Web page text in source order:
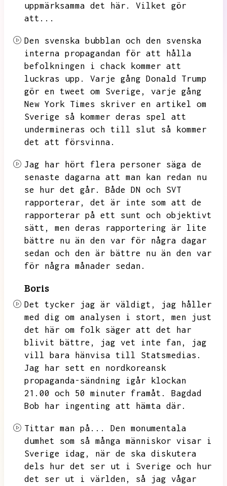
uppmärksamma det här.
Vilket gör
att...
Den svenska bubblan och den svenska
interna propagandan för att hålla
befolkningen i chack kommer att
luckras upp.
Varje gång Donald Trump
gör en tweet om Sverige,
varje gång
New York Times skriver en artikel om
Sverige så kommer deras spel att
undermineras och till slut så kommer
det att försvinna.
Jag har hört flera personer säga de
senaste dagarna att man kan redan nu
se hur det går.
Både DN och SVT
rapporterar,
det är inte som att de
rapporterar på ett sunt och objektivt
sätt,
men deras rapportering är lite
bättre nu än den var för några dagar
sedan och den är bättre nu än den var
för några månader sedan.
Boris
Det tycker jag är väldigt,
jag håller
med dig om analysen i stort,
men just
det här om folk säger att det har
blivit bättre,
jag vet inte fan,
jag
vill bara hänvisa till Statsmedias.
Jag har sett en nordkoreansk
propaganda-sändning igår klockan
21.00 och 50 minuter framåt.
Bagdad
Bob har ingenting att hämta där.
Tittar man på...
Den monumentala
dumhet som så många människor visar i
Sverige idag,
när de ska diskutera
dels hur det ser ut i Sverige och hur
det ser ut i världen,
så jag vågar